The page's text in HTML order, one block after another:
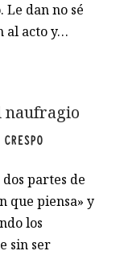
Le dan no sé
al acto y…
naufragio
partes de
que piensa» y
los
sin ser